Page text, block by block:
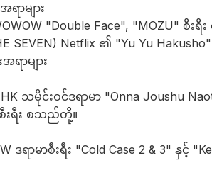
ရာများ
"Double Face", "MOZU" စီး
SEVEN) Netflix ၏ "Yu Yu
ရာများ
သမိုင်းဝင်ဒရာမာ "Onna Joushu
စီးရီး စသည်တို့။
ဒရာမာစီးရီး "Cold Case 2 & 3" နှင့်